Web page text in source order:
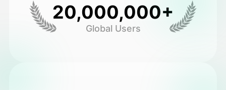
20,000,000+
Global Users